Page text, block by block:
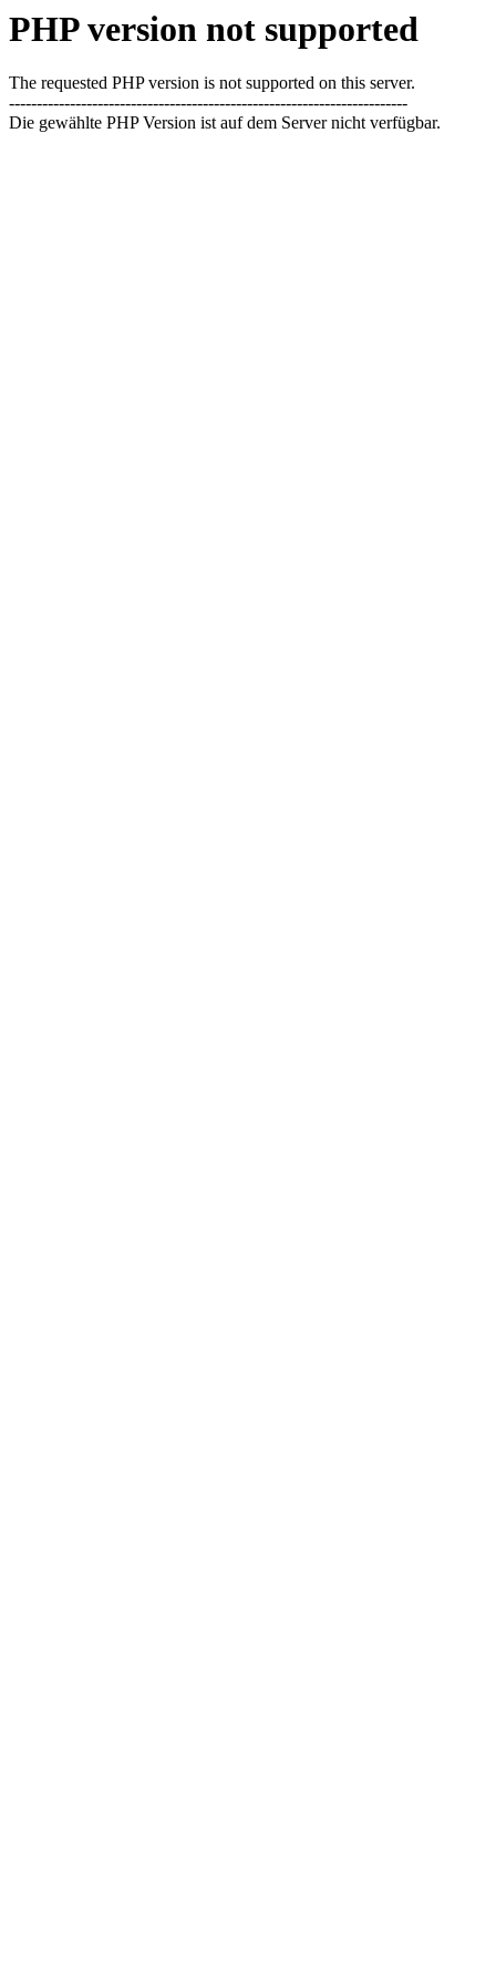
PHP version not supported
The requested PHP version is not supported on this server.
------------------------------------------------------------------------
Die gewählte PHP Version ist auf dem Server nicht verfügbar.